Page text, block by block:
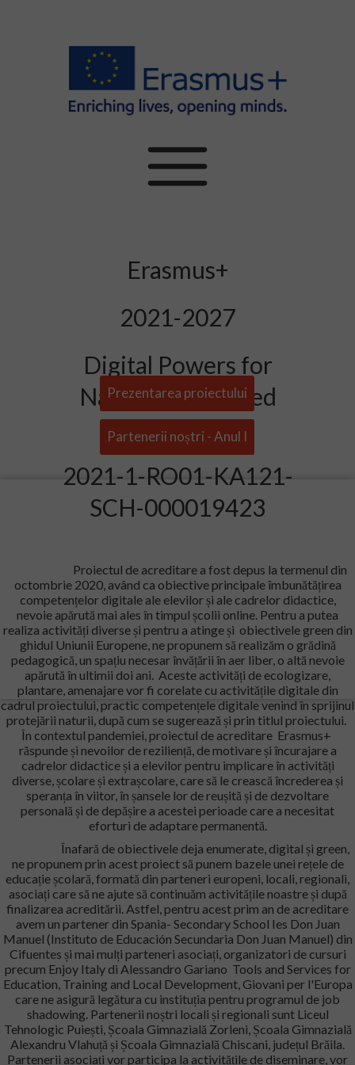
Partenerii noștri - Anul I
Prezentarea proiectului
Erasmus+
2021-2027
Digital Powers for
Nature-Connected
Schools
2021-1-RO01-KA121-
SCH-000019423
Proiectul de acreditare a fost depus la termenul din
octombrie 2020, având ca obiective principale îmbunătățirea
competențelor digitale ale elevilor și ale cadrelor didactice,
nevoie apărută mai ales în timpul școlii online. Pentru a putea
realiza activități diverse și pentru a atinge și obiectivele green din
ghidul Uniunii Europene, ne propunem să realizăm o grădină
pedagogică, un spațiu necesar învățării în aer liber, o altă nevoie
apărută în ultimii doi ani. Aceste activități de ecologizare,
plantare, amenajare vor fi corelate cu activitățile digitale din
cadrul proiectului, practic competențele digitale venind în sprijinul
protejării naturii, după cum se sugerează și prin titlul proiectului.
În contextul pandemiei, proiectul de acreditare Erasmus+
răspunde și nevoilor de reziliență, de motivare și încurajare a
cadrelor didactice și a elevilor pentru implicare în activități
diverse, școlare și extrașcolare, care să le crească încrederea și
speranța în viitor, în șansele lor de reușită și de dezvoltare
personală și de depășire a acestei perioade care a necesitat
eforturi de adaptare permanentă.
Înafară de obiectivele deja enumerate, digital și green,
ne propunem prin acest proiect să punem bazele unei rețele de
educație școlară, formată din parteneri europeni, locali, regionali,
asociați care să ne ajute să continuăm activitățile noastre și după
finalizarea acreditării. Astfel, pentru acest prim an de acreditare
avem un partener din Spania- Secondary School Ies Don Juan
Manuel (Instituto de Educación Secundaria Don Juan Manuel) din
Cifuentes și mai mulți parteneri asociați, organizatori de cursuri
precum Enjoy Italy di Alessandro Gariano Tools and Services for
Education, Training and Local Development, Giovani per l'Europa
care ne asigură legătura cu instituția pentru programul de job
shadowing. Partenerii noștri locali și regionali sunt Liceul
Tehnologic Puiești, Școala Gimnazială Zorleni, Școala Gimnazială
Alexandru Vlahuță și Școala Gimnazială Chiscani, județul Brăila.
Partenerii asociați vor participa la activitățile de diseminare, vor